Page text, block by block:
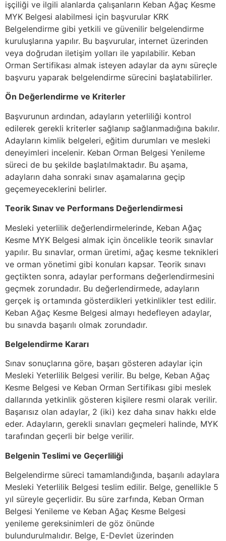
işçiliği ve ilgili alanlarda çalışanların Keban Ağaç Kesme
MYK Belgesi alabilmesi için başvurular KRK
Belgelendirme gibi yetkili ve güvenilir belgelendirme
kuruluşlarına yapılır. Bu başvurular, internet üzerinden
veya doğrudan iletişim yolları ile yapılabilir. Keban
Orman Sertifikası almak isteyen adaylar da aynı süreçle
başvuru yaparak belgelendirme sürecini başlatabilirler.
Ön Değerlendirme ve Kriterler
Başvurunun ardından, adayların yeterliliği kontrol
edilerek gerekli kriterler sağlanıp sağlanmadığına bakılır.
Adayların kimlik belgeleri, eğitim durumları ve mesleki
deneyimleri incelenir. Keban Orman Belgesi Yenileme
süreci de bu şekilde başlatılmaktadır. Bu aşama,
adayların daha sonraki sınav aşamalarına geçip
geçemeyeceklerini belirler.
Teorik Sınav ve Performans Değerlendirmesi
Mesleki yeterlilik değerlendirmelerinde, Keban Ağaç
Kesme MYK Belgesi almak için öncelikle teorik sınavlar
yapılır. Bu sınavlar, orman üretimi, ağaç kesme teknikleri
ve orman yönetimi gibi konuları kapsar. Teorik sınavı
geçtikten sonra, adaylar performans değerlendirmesini
geçmek zorundadır. Bu değerlendirmede, adayların
gerçek iş ortamında gösterdikleri yetkinlikler test edilir.
Keban Ağaç Kesme Belgesi almayı hedefleyen adaylar,
bu sınavda başarılı olmak zorundadır.
Belgelendirme Kararı
Sınav sonuçlarına göre, başarı gösteren adaylar için
Mesleki Yeterlilik Belgesi verilir. Bu belge, Keban Ağaç
Kesme Belgesi ve Keban Orman Sertifikası gibi meslek
dallarında yetkinlik gösteren kişilere resmi olarak verilir.
Başarısız olan adaylar, 2 (iki) kez daha sınav hakkı elde
eder. Adayların, gerekli sınavları geçmeleri halinde, MYK
tarafından geçerli bir belge verilir.
Belgenin Teslimi ve Geçerliliği
Belgelendirme süreci tamamlandığında, başarılı adaylara
Mesleki Yeterlilik Belgesi teslim edilir. Belge, genellikle 5
yıl süreyle geçerlidir. Bu süre zarfında, Keban Orman
Belgesi Yenileme ve Keban Ağaç Kesme Belgesi
yenileme gereksinimleri de göz önünde
bulundurulmalıdır. Belge, E-Devlet üzerinden